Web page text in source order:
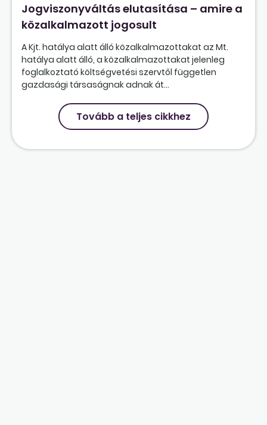
Jogviszonyváltás elutasítása – amire a
közalkalmazott jogosult
A Kjt. hatálya alatt álló közalkalmazottakat az Mt.
hatálya alatt álló, a közalkalmazottakat jelenleg
foglalkoztató költségvetési szervtől független
gazdasági társaságnak adnak át...
Tovább a teljes cikkhez